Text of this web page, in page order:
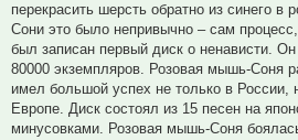
перекрасить шерсть обратно из синего
Сони это было непривычно – сам
был записан первый диск о ненависти.
80000 экземпляров. Розовая мышь-Соня
имел большой успех не только в России,
Европе. Диск состоял из 15 песен на
минусовками. Розовая мышь-Соня